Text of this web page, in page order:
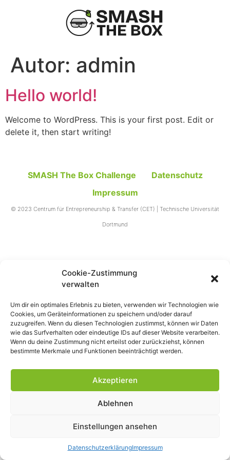
Cookie-Zustimmung
verwalten
Um dir ein optimales Erlebnis zu bieten, verwenden wir Technologien wie
Cookies, um Geräteinformationen zu speichern und/oder darauf
zuzugreifen. Wenn du diesen Technologien zustimmst, können wir Daten
wie das Surfverhalten oder eindeutige IDs auf dieser Website verarbeiten.
Wenn du deine Zustimmung nicht erteilst oder zurückziehst, können
bestimmte Merkmale und Funktionen beeinträchtigt werden.
Akzeptieren
Ablehnen
Einstellungen ansehen
DatenschutzerklärungImpressum
Autor: admin
Hello world!
Welcome to WordPress. This is your first post. Edit or
delete it, then start writing!
SMASH The Box Challenge
Datenschutz
Impressum
© 2023 Centrum für Entrepreneurship & Transfer (CET) | Technische Universität
Dortmund